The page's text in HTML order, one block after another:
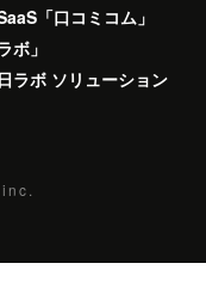
「口コミコム」
ボ」
ラボ ソリューション